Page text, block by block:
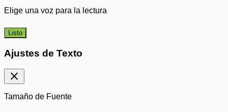
Elige una voz para la lectura
Listo
Ajustes de Texto
close
Tamaño de Fuente